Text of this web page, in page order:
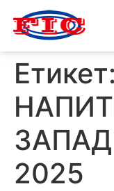
Етикет:
2025